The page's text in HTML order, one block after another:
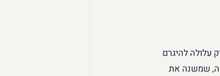
עלולה להיגרם
שמשנה את